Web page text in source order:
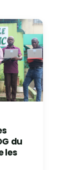
du
les